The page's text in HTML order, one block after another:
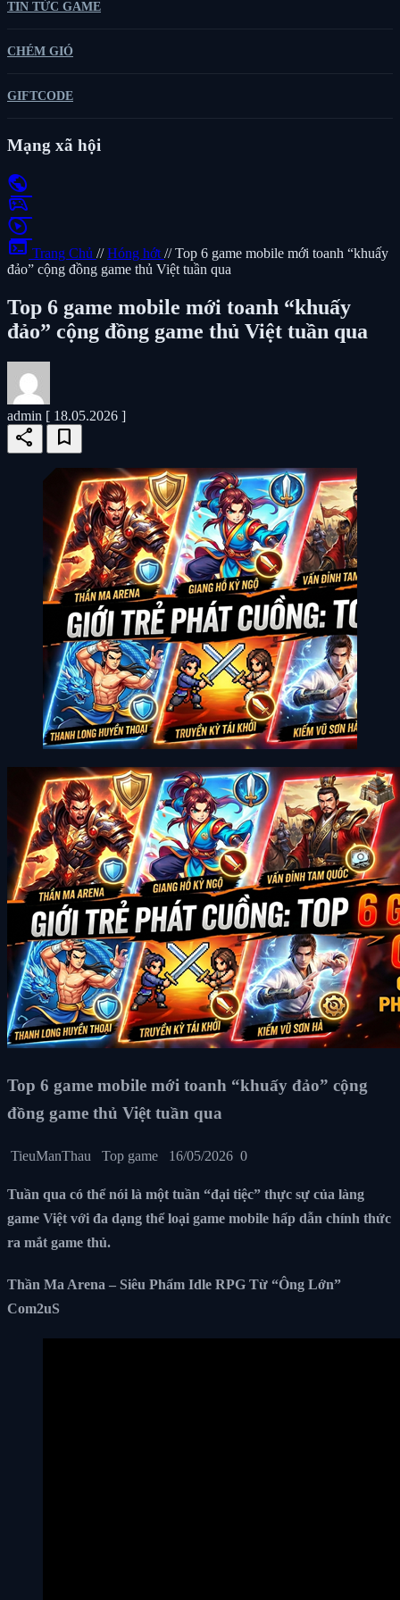
TIN TỨC GAME
CHÉM GIÓ
GIFTCODE
Mạng xã hội
public
sports_esports
play_circle
terminal Trang Chủ // Hóng hớt // Top 6 game mobile mới toanh “khuấy
đảo” cộng đồng game thủ Việt tuần qua
Top 6 game mobile mới toanh “khuấy
đảo” cộng đồng game thủ Việt tuần qua
admin [ 18.05.2026 ]
share bookmark
Top 6 game mobile mới toanh “khuấy đảo” cộng
đồng game thủ Việt tuần qua
TieuManThau Top game 16/05/2026 0
Tuần qua có thể nói là một tuần “đại tiệc” thực sự của làng
game Việt với đa dạng thể loại game mobile hấp dẫn chính thức
ra mắt game thủ.
Thần Ma Arena – Siêu Phẩm Idle RPG Từ “Ông Lớn”
Com2uS